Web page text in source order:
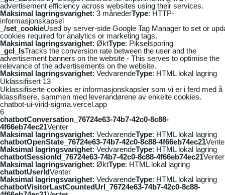
advertisement efficiency across websites using their services.
Maksimal lagringsvarighet: 3 månederType: HTTP-
informasjonskapsel
_/set_cookieUsed by server-side Google Tag Manager to set or
cookies required for analytics or marketing tags.
Maksimal lagringsvarighet: ØktType: Pikselsporing
_gcl_lsTracks the conversion rate between the user and the
advertisement banners on the website - This serves to optimise the
relevance of the advertisements on the website.
Maksimal lagringsvarighet: VedvarendeType: HTML lokal lagring
Uklassifisert 13
Uklassifiserte cookies er informasjonskapsler som vi er i ferd med å
klassifisere, sammen med leverandørene av enkelte cookies.
chatbot-ui-virid-sigma.vercel.app
6
chatbotConversation_76724e63-74b7-42c0-8c88-
4f66eb74ec21Venter
Maksimal lagringsvarighet: VedvarendeType: HTML lokal lagring
chatbotOpenState_76724e63-74b7-42c0-8c88-4f66eb74ec21
Maksimal lagringsvarighet: VedvarendeType: HTML lokal lagring
chatbotSessionId_76724e63-74b7-42c0-8c88-4f66eb74ec21Venter
Maksimal lagringsvarighet: ØktType: HTML lokal lagring
chatbotUserIdVenter
Maksimal lagringsvarighet: VedvarendeType: HTML lokal lagring
chatbotVisitorLastCountedUrl_76724e63-74b7-42c0-8c88-